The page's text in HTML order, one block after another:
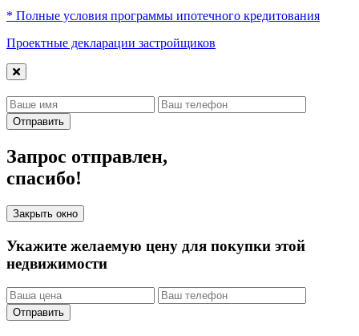
* Полные условия программы ипотечного кредитования
Проектные декларации застройщиков
Отправить
Запрос отправлен,
спасибо!
Закрыть окно
Укажите желаемую цену для покупки этой
недвижимости
Отправить